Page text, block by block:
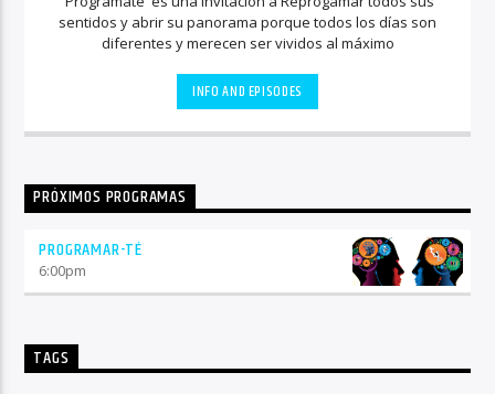
sentidos y abrir su panorama porque todos los días son
diferentes y merecen ser vividos al máximo
INFO AND EPISODES
PRÓXIMOS PROGRAMAS
PROGRAMAR-TÉ
6:00pm
TAGS